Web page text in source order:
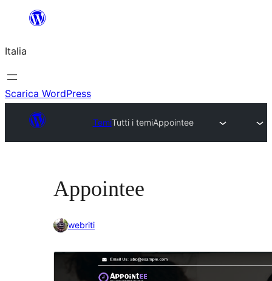
contenuto
Italia
Scarica WordPress
TemiTutti i temiAppointee
Appointee
webriti